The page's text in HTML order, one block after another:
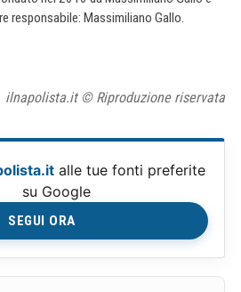
responsabile: Massimiliano Gallo.
ilnapolista.it © Riproduzione riservata
alle tue fonti preferite
su Google
SEGUI ORA